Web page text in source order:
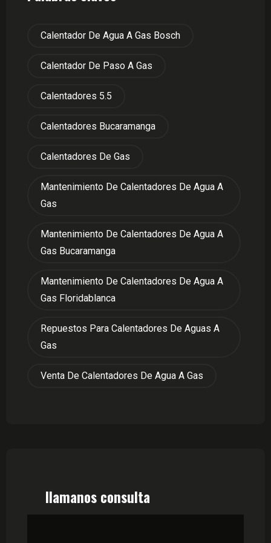
Calentador De Agua A Gas Bosch
Calentador De Paso A Gas
Calentadores 5.5
Calentadores Bucaramanga
Calentadores De Gas
Mantenimiento De Calentadores De Agua A
Gas
Mantenimiento De Calentadores De Agua A
Gas Bucaramanga
Mantenimiento De Calentadores De Agua A
Gas Floridablanca
Repuestos Para Calentadores De Aguas A
Gas
Venta De Calentadores De Agua A Gas
llamanos consulta